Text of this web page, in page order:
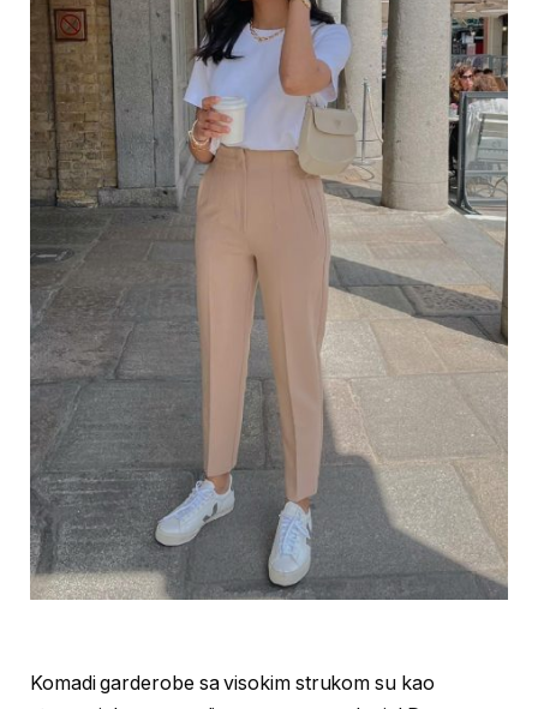
Komadi garderobe sa visokim strukom su kao